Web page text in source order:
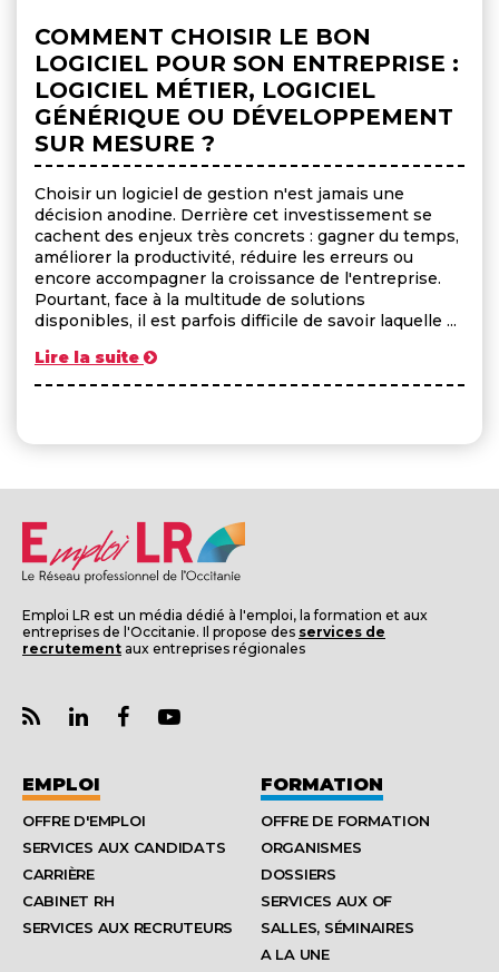
COMMENT CHOISIR LE BON
LOGICIEL POUR SON ENTREPRISE :
LOGICIEL MÉTIER, LOGICIEL
GÉNÉRIQUE OU DÉVELOPPEMENT
SUR MESURE ?
Choisir un logiciel de gestion n'est jamais une
décision anodine. Derrière cet investissement se
cachent des enjeux très concrets : gagner du temps,
améliorer la productivité, réduire les erreurs ou
encore accompagner la croissance de l'entreprise.
Pourtant, face à la multitude de solutions
disponibles, il est parfois difficile de savoir laquelle ...
Lire la suite
Emploi LR est un média dédié à l'emploi, la formation et aux
entreprises de l'Occitanie. Il propose des services de
recrutement aux entreprises régionales
EMPLOI
OFFRE D'EMPLOI
SERVICES AUX CANDIDATS
CARRIÈRE
CABINET RH
SERVICES AUX RECRUTEURS
FORMATION
OFFRE DE FORMATION
ORGANISMES
DOSSIERS
SERVICES AUX OF
SALLES, SÉMINAIRES
A LA UNE